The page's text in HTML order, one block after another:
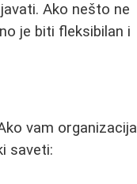
Ako nešto ne
je biti fleksibilan i
vam organizacija
saveti: